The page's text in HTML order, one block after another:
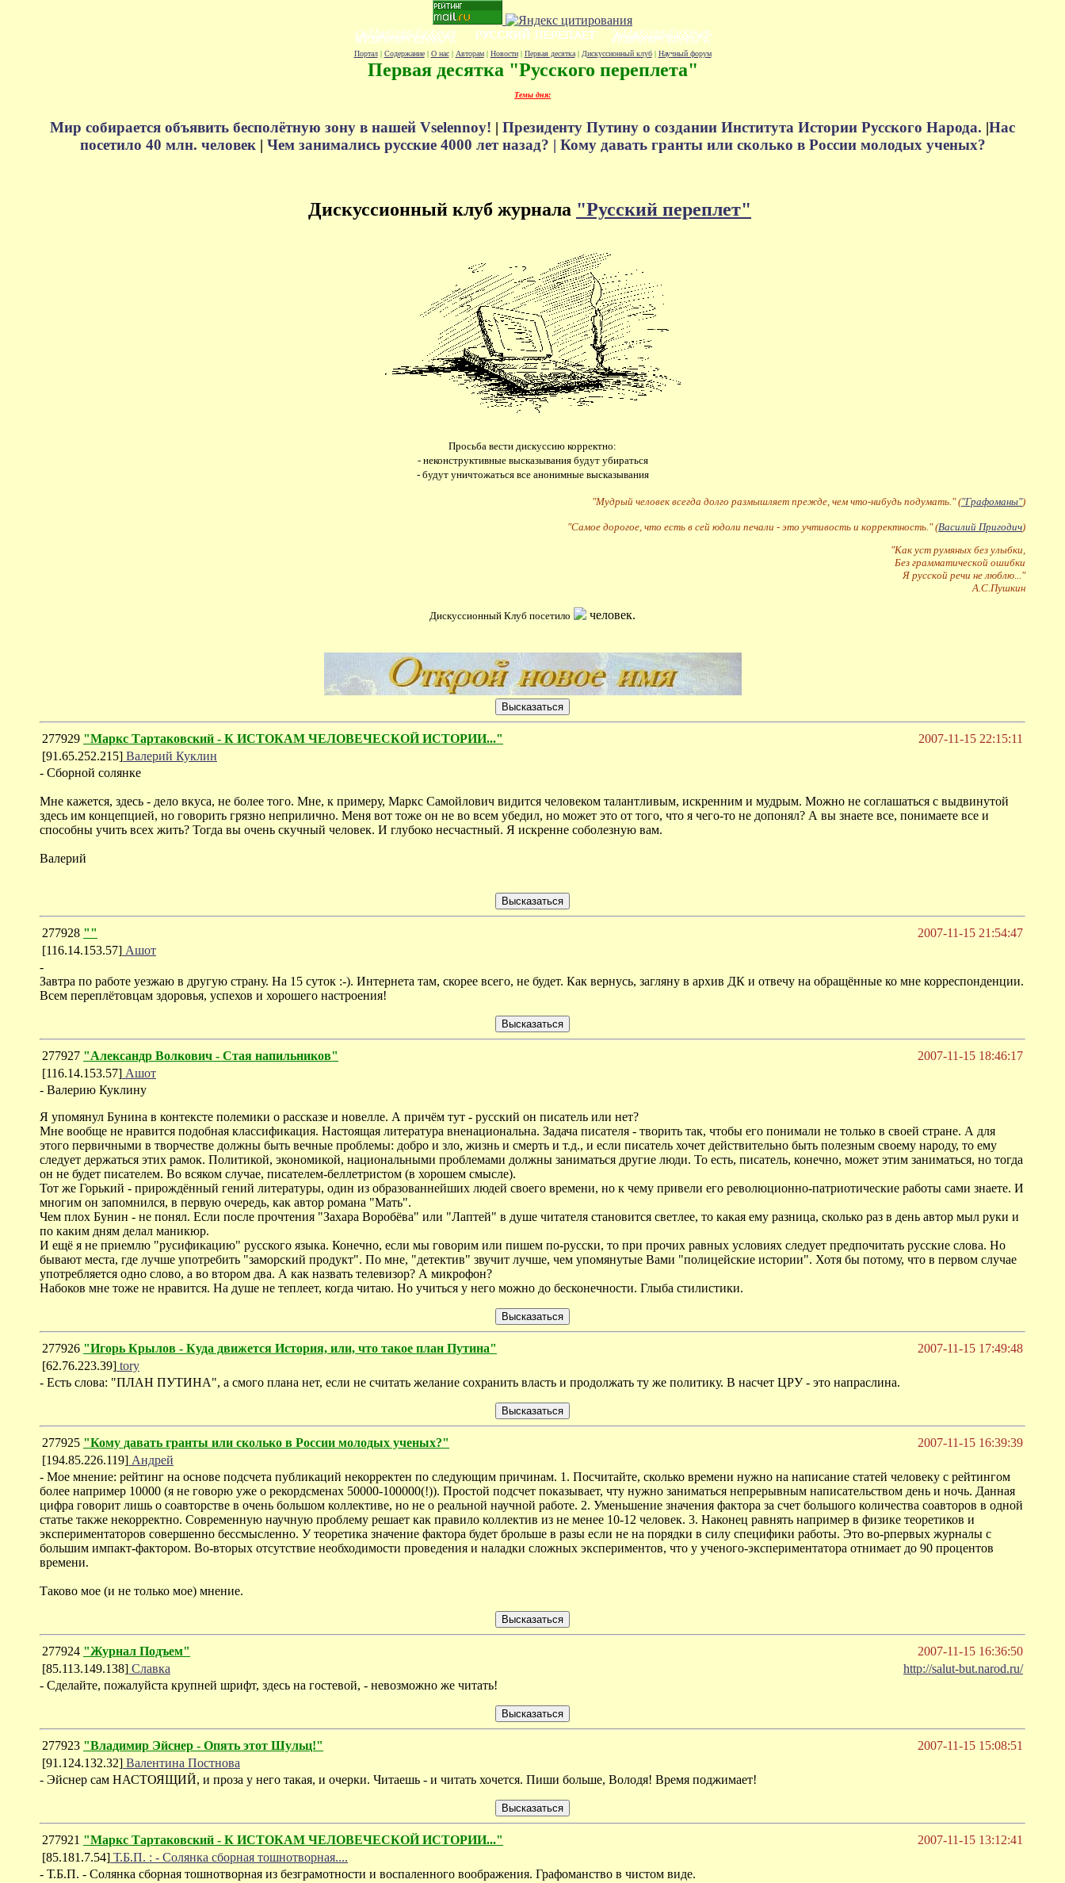
Портал| Содержание| О нас| Авторам| Новости| Первая десятка| Дискуссионный клуб| Научный форум
Первая десятка "Русского переплета"
Темы дня:
Мир собирается объявить бесполётную зону в нашей Vselennoy! | Президенту Путину о создании Института Истории Русского Народа. |Нас
посетило 40 млн. человек| Чем занимались русские 4000 лет назад? | Кому давать гранты или сколько в России молодых ученых?
Дискуссионный клуб журнала "Русский переплет"
Просьба вести дискуссию корректно:
- неконструктивные высказывания будут убираться
- будут уничтожаться все анонимные высказывания
"Мудрый человек всегда долго размышляет прежде, чем что-нибудь подумать." ("Графоманы")
"Самое дорогое, что есть в сей юдоли печали - это учтивость и корректность." (Василий Пригодич)
"Как уст румяных без улыбки,
Без грамматической ошибки
Я русской речи не люблю..."
А.С.Пушкин
Дискуссионный Клуб посетило человек.
277929 "Маркс Тартаковский - К ИСТОКАМ ЧЕЛОВЕЧЕСКОЙ ИСТОРИИ..."
2007-11-15 22:15:11
[91.65.252.215] Валерий Куклин
- Сборной солянке
Мне кажется, здесь - дело вкуса, не более того. Мне, к примеру, Маркс Самойлович видится человеком талантливым, искренним и мудрым. Можно не соглашаться с выдвинутой
здесь им концепцией, но говорить грязно неприлично. Меня вот тоже он не во всем убедил, но может это от того, что я чего-то не допонял? А вы знаете все, понимаете все и
способны учить всех жить? Тогда вы очень скучный человек. И глубоко несчастный. Я искренне соболезную вам.
Валерий
277928 ""
2007-11-15 21:54:47
[116.14.153.57] Ашот
-
Завтра по работе уезжаю в другую страну. На 15 суток :-). Интернета там, скорее всего, не будет. Как вернусь, загляну в архив ДК и отвечу на обращённые ко мне корреспонденции.
Всем переплётовцам здоровья, успехов и хорошего настроения!
277927 "Александр Волкович - Стая напильников"
2007-11-15 18:46:17
[116.14.153.57] Ашот
- Валерию Куклину
Я упомянул Бунина в контексте полемики о рассказе и новелле. А причём тут - русский он писатель или нет?
Мне вообще не нравится подобная классификация. Настоящая литература вненациональна. Задача писателя - творить так, чтобы его понимали не только в своей стране. А для
этого первичными в творчестве должны быть вечные проблемы: добро и зло, жизнь и смерть и т.д., и если писатель хочет действительно быть полезным своему народу, то ему
следует держаться этих рамок. Политикой, экономикой, национальными проблемами должны заниматься другие люди. То есть, писатель, конечно, может этим заниматься, но тогда
он не будет писателем. Во всяком случае, писателем-беллетристом (в хорошем смысле).
Тот же Горький - прирождённый гений литературы, один из образованнейших людей своего времени, но к чему привели его революционно-патриотические работы сами знаете. И
многим он запомнился, в первую очередь, как автор романа "Мать".
Чем плох Бунин - не понял. Если после прочтения "Захара Воробёва" или "Лаптей" в душе читателя становится светлее, то какая ему разница, сколько раз в день автор мыл руки и
по каким дням делал маникюр.
И ещё я не приемлю "русификацию" русского языка. Конечно, если мы говорим или пишем по-русски, то при прочих равных условиях следует предпочитать русские слова. Но
бывают места, где лучше употребить "заморский продукт". По мне, "детектив" звучит лучше, чем упомянутые Вами "полицейские истории". Хотя бы потому, что в первом случае
употребляется одно слово, а во втором два. А как назвать телевизор? А микрофон?
Набоков мне тоже не нравится. На душе не теплеет, когда читаю. Но учиться у него можно до бесконечности. Глыба стилистики.
277926 "Игорь Крылов - Куда движется История, или, что такое план Путина"
2007-11-15 17:49:48
[62.76.223.39] tory
- Есть слова: "ПЛАН ПУТИНА", а смого плана нет, если не считать желание сохранить власть и продолжать ту же политику. В насчет ЦРУ - это напраслина.
277925 "Кому давать гранты или сколько в России молодых ученых?"
2007-11-15 16:39:39
[194.85.226.119] Андрей
- Мое мнение: рейтинг на основе подсчета публикаций некорректен по следующим причинам. 1. Посчитайте, сколько времени нужно на написание статей человеку с рейтингом
более например 10000 (я не говорю уже о рекордсменах 50000-100000(!)). Простой подсчет показывает, чту нужно заниматься непрерывным написательством день и ночь. Данная
цифра говорит лишь о соавторстве в очень большом коллективе, но не о реальной научной работе. 2. Уменьшение значения фактора за счет большого количества соавторов в одной
статье также некорректно. Современную научную проблему решает как правило коллектив из не менее 10-12 человек. 3. Наконец равнять например в физике теоретиков и
экспериментаторов совершенно бессмысленно. У теоретика значение фактора будет брольше в разы если не на порядки в силу специфики работы. Это во-рпервых журналы с
большим импакт-фактором. Во-вторых отсутствие необходимости проведения и наладки сложных экспериментов, что у ученого-экспериментатора отнимает до 90 процентов
времени.
Таково мое (и не только мое) мнение.
277924 "Журнал Подъем"
2007-11-15 16:36:50
[85.113.149.138] Славка
http://salut-but.narod.ru/
- Сделайте, пожалуйста крупней шрифт, здесь на гостевой, - невозможно же читать!
277923 "Владимир Эйснер - Опять этот Шульц!"
2007-11-15 15:08:51
[91.124.132.32] Валентина Постнова
- Эйснер сам НАСТОЯЩИЙ, и проза у него такая, и очерки. Читаешь - и читать хочется. Пиши больше, Володя! Время поджимает!
277921 "Маркс Тартаковский - К ИСТОКАМ ЧЕЛОВЕЧЕСКОЙ ИСТОРИИ..."
2007-11-15 13:12:41
[85.181.7.54] Т.Б.П. : - Солянка сборная тошнотворная....
- Т.Б.П. - Солянка сборная тошнотворная из безграмотности и воспаленного воображения. Графоманство в чистом виде.